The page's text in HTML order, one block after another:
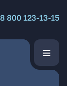
8 800 123-13-15